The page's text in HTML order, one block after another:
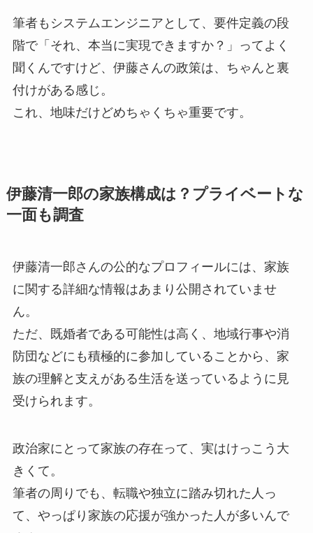
筆者もシステムエンジニアとして、要件定義の段
階で「それ、本当に実現できますか？」ってよく
聞くんですけど、伊藤さんの政策は、ちゃんと裏
付けがある感じ。
これ、地味だけどめちゃくちゃ重要です。
伊藤清一郎の家族構成は？プライベートな
一面も調査
伊藤清一郎さんの公的なプロフィールには、家族
に関する詳細な情報はあまり公開されていませ
ん。
ただ、既婚者である可能性は高く、地域行事や消
防団などにも積極的に参加していることから、家
族の理解と支えがある生活を送っているように見
受けられます。
政治家にとって家族の存在って、実はけっこう大
きくて。
筆者の周りでも、転職や独立に踏み切れた人っ
て、やっぱり家族の応援が強かった人が多いんで